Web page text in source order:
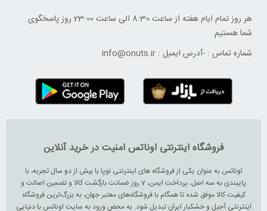
هر روز تمام ایام هفته از ساعت 8:30 الی ساعت 23:00 ‌روز پاسخگوی
شما هستیم
شماره تماس : -آدرس ایمیل : info@onuts.ir
فروشگاه اینترنتی اوناتس امنیت در خرید آنلاین
اوناتس به عنوان یکی از فروشگاه های اینترنتی نوپا با بیش از دو سال تجربه، با
پایبندی به سه اصل، پرداخت ایمن، 7 روز ضمانت بازگشت کالا و تضمین اصالت و
کیفیت کالا موفق شده تا همگام با فروشگاه‌های معتبر جهان، به بزرگ‌ترین فروشگاه
اینترنتی آجیل و خشکبار ایران تبدیل شود. به محض ورود به سایت اوناتس با دنیایی